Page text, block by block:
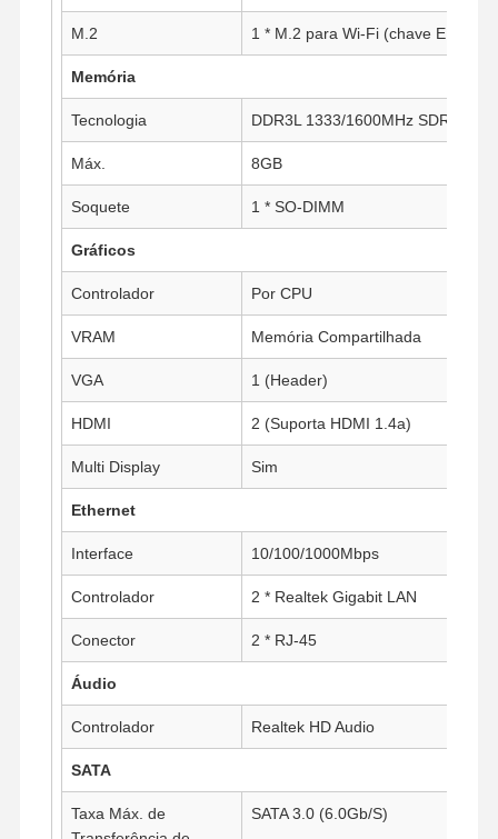
Casa Produtos
Quem
Somos
Fábrica
Controle De
Qualidade
Conosco
Converse
Agora
Firewall Mini PC
Mini PC industrial
PC de Montagem em Rack 1U
Mini PC POE
NAS Mini PC
Celeron Mini PC
Core Mini PC
M.2 1 * M.2 para Wi-Fi (chave E, Tipo:
Memória
Tecnologia DDR3L 1333/1600MHz SDRAM
Máx. 8GB
Soquete 1 * SO-DIMM
Gráficos
Controlador Por CPU
VRAM Memória Compartilhada
VGA 1 (Header)
HDMI 2 (Suporta HDMI 1.4a)
Multi Display Sim
Ethernet
Interface 10/100/1000Mbps
Controlador 2 * Realtek Gigabit LAN
Conector 2 * RJ-45
Áudio
Controlador Realtek HD Audio
SATA
Taxa Máx. de
SATA 3.0 (6.0Gb/S)